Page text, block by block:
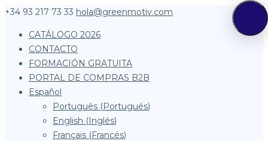
+34 93 217 73 33 hola@greenmotiv.com
CATÁLOGO 2026
CONTACTO
FORMACIÓN GRATUITA
PORTAL DE COMPRAS B2B
Español
Português (Portugués)
English (Inglés)
Français (Francés)